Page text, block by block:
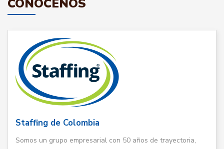
CONÓCENOS
Staffing de Colombia
Somos un grupo empresarial con 50 años de trayectoria,